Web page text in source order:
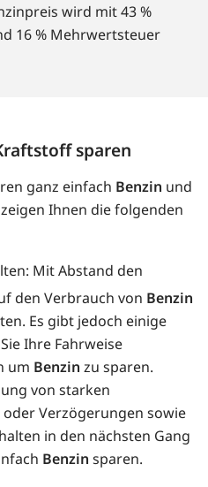
wird mit 43 %
16 % Mehrwertsteuer
sparen
ganz einfach Benzin und
Ihnen die folgenden
Mit Abstand den
den Verbrauch von Benzin
Es gibt jedoch einige
Ihre Fahrweise
um Benzin zu sparen.
von starken
Verzögerungen sowie
in den nächsten Gang
Benzin sparen.